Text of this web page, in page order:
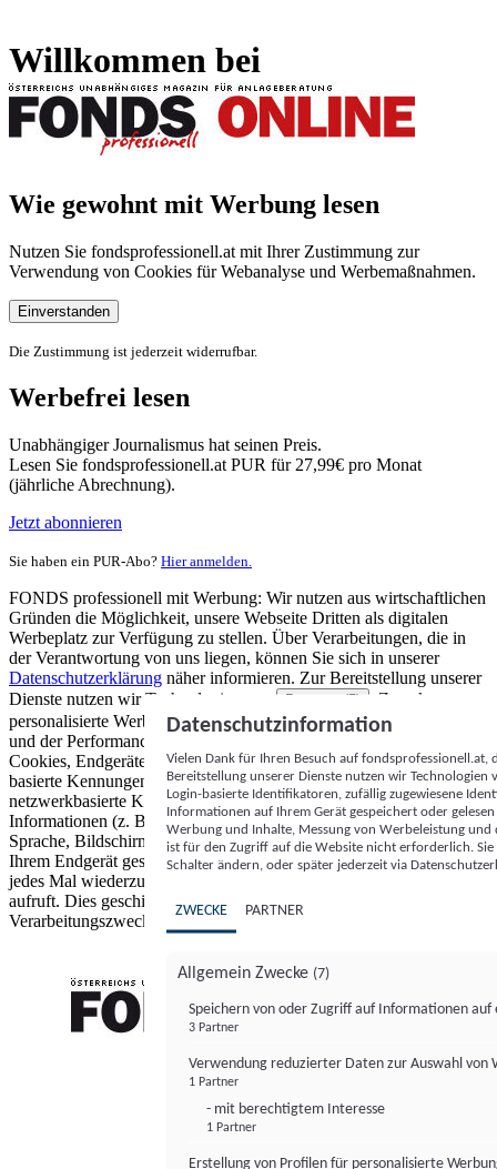
Willkommen bei
Wie gewohnt mit Werbung lesen
Nutzen Sie fondsprofessionell.at mit Ihrer Zustimmung zur
Verwendung von Cookies für Webanalyse und Werbemaßnahmen.
Einverstanden
Die Zustimmung ist jederzeit widerrufbar.
Werbefrei lesen
Unabhängiger Journalismus hat seinen Preis.
Lesen Sie fondsprofessionell.at PUR für 27,99€ pro Monat
(jährliche Abrechnung).
Jetzt abonnieren
Sie haben ein PUR-Abo? Hier anmelden.
FONDS professionell mit Werbung: Wir nutzen aus wirtschaftlichen
Gründen die Möglichkeit, unsere Webseite Dritten als digitalen
Werbeplatz zur Verfügung zu stellen. Über Verarbeitungen, die in
der Verantwortung von uns liegen, können Sie sich in unserer
Datenschutzerklärung näher informieren. Zur Bereitstellung unserer
Dienste nutzen wir Technologien von
Partnern (5)
. Zwecke:
personalisierte Werbung und Inhalte, Messung von Werbeleistung
und der Performance von Inhalten sowie Zielgruppenforschung.
Cookies, Endgeräte- oder ähnliche Online-Kennungen (z. B. login-
basierte Kennungen, zufällig generierte Kennungen,
netzwerkbasierte Kennungen) können zusammen mit anderen
Informationen (z. B. Browsertyp und Browserinformationen,
Sprache, Bildschirmgröße, unterstützte Technologien usw.) auf
Ihrem Endgerät gespeichert oder von dort ausgelesen werden, um es
jedes Mal wiederzuerkennen, wenn es eine App oder einer Webseite
aufruft. Dies geschieht für einen oder mehrere der hier aufgeführten
Verarbeitungszwecke.
Datenschutzinformation
Vielen Dank für Ihren Besuch auf
Bereitstellung unserer Dienste nutzen wir Technologien
Login-basierte Identifikatoren, zufällig zugewiesene
Informationen auf Ihrem Gerät gespeichert oder
Werbung und Inhalte, Messung von Werbeleistung
ist für den Zugriff auf die Website nicht erforderlich.
Schalter ändern, oder später jederzeit via
ZWECKE PARTNER
Allgemein Zwecke (7)
Speichern von oder Zugriff auf Informationen auf
3 Partner
Verwendung reduzierter Daten zur Auswahl von
1 Partner
- mit berechtigtem Interesse
1 Partner
Erstellung von Profilen für personalisierte
FONDS professionell